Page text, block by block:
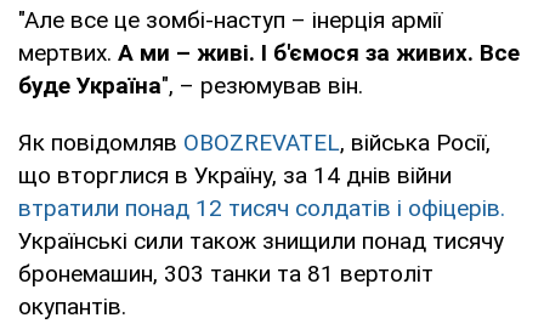
"Але все це зомбі-наступ – інерція армії
мертвих. А ми – живі. І б'ємося за живих. Все
буде Україна", – резюмував він.
Як повідомляв OBOZREVATEL, війська Росії,
що вторглися в Україну, за 14 днів війни
втратили понад 12 тисяч солдатів і офіцерів.
Українські сили також знищили понад тисячу
бронемашин, 303 танки та 81 вертоліт
окупантів.